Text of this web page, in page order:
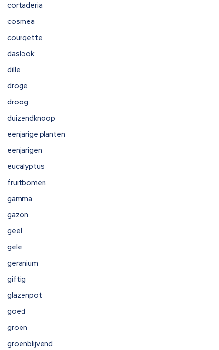
cortaderia
cosmea
courgette
daslook
dille
droge
droog
duizendknoop
eenjarige planten
eenjarigen
eucalyptus
fruitbomen
gamma
gazon
geel
gele
geranium
giftig
glazenpot
goed
groen
groenblijvend